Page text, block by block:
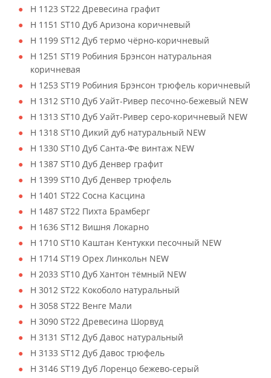
H 1123 ST22 Древесина графит
H 1151 ST10 Дуб Аризона коричневый
H 1199 ST12 Дуб термо чёрно-коричневый
H 1251 ST19 Робиния Брэнсон натуральная
коричневая
H 1253 ST19 Робиния Брэнсон трюфель коричневый
H 1312 ST10 Дуб Уайт-Ривер песочно-бежевый NEW
H 1313 ST10 Дуб Уайт-Ривер серо-коричневый NEW
H 1318 ST10 Дикий дуб натуральный NEW
H 1330 ST10 Дуб Санта-Фе винтаж NEW
H 1387 ST10 Дуб Денвер графит
H 1399 ST10 Дуб Денвер трюфель
H 1401 ST22 Сосна Касцина
H 1487 ST22 Пихта Брамберг
H 1636 ST12 Вишня Локарно
H 1710 ST10 Каштан Кентукки песочный NEW
H 1714 ST19 Орех Линкольн NEW
H 2033 ST10 Дуб Хантон тёмный NEW
H 3012 ST22 Кокоболо натуральный
H 3058 ST22 Венге Мали
H 3090 ST22 Древесина Шорвуд
H 3131 ST12 Дуб Давос натуральный
H 3133 ST12 Дуб Давос трюфель
H 3146 ST19 Дуб Лоренцо бежево-серый